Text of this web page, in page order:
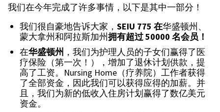
我们在今年完成了许多事情，以下是其中一部分！
我们很自豪地告诉大家， SEIU 775 在华盛顿州、
蒙大拿州和阿拉斯加州拥有超过 50000 名会员！
在华盛顿州 ，我们为护理人员的子女们赢得了医
疗保险（第一次！），增加了退休计划供款，提
高了工资。Nursing Home（疗养院）工作者获得
了全部资金，因此我们可以获得应得的加薪。并
且，我们为新的低收入住房计划赢得了数亿美元
资金。